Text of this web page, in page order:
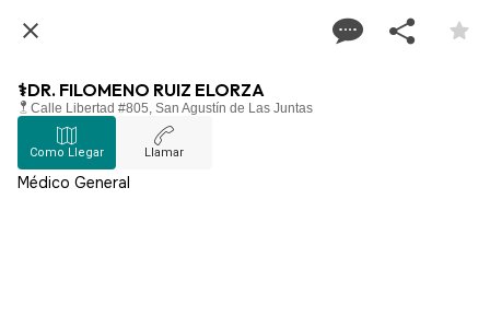
⚕️DR. FILOMENO RUIZ ELORZA
Calle Libertad #805, San Agustín de Las Juntas
Como Llegar Llamar
Médico General